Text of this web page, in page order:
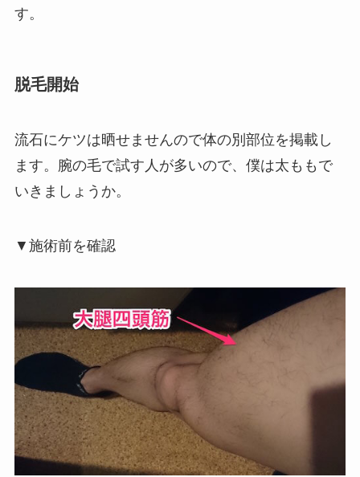
す。
脱毛開始
流石にケツは晒せませんので体の別部位を掲載し
ます。腕の毛で試す人が多いので、僕は太ももで
いきましょうか。
▼施術前を確認